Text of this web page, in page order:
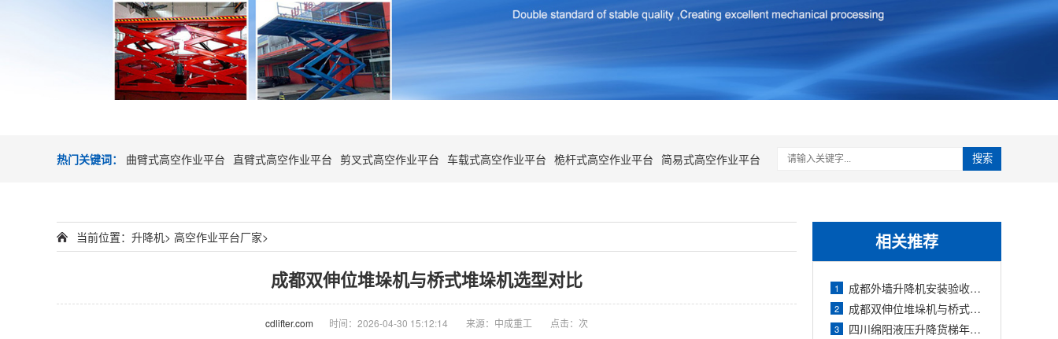
热门关键词： 曲臂式高空作业平台 直臂式高空作业平台 剪叉式高空作业平台 车载式高空作业平台 桅杆式高空作业平台 简易式高空作业平台 搜索
相关推荐
1 成都外墙升降机安装验收规范与2026年检测
2 成都双伸位堆垛机与桥式堆垛机选型对比
3 四川绵阳液压升降货梯年度保养清单与
当前位置： 升降机> 高空作业平台厂家>
成都双伸位堆垛机与桥式堆垛机选型对比
cdlifter.com 时间：2026-04-30 15:12:14 来源：中成重工 点击： 次